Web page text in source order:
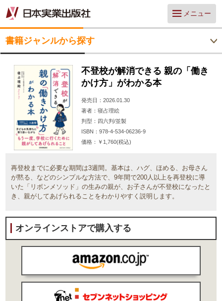
メニュー
書籍ジャンルから探す
不登校が解消できる 親の「働き
かけ方」がわかる本
発売日
2026.01.30
著者
寝占理絵
判型
四六判/並製
ISBN
978-4-534-06236-9
価格
￥1,760(税込)
再登校までに必要な期間は3週間。基本は、ハグ、ほめる、お母さん
が黙る、などのシンプルな方法で、9年間で200人以上を再登校に導
いた「リボンメソッド」の生みの親が、お子さんが不登校になったと
き、親がしてあげられることをわかりやすく説明します。
オンラインストアで購入する